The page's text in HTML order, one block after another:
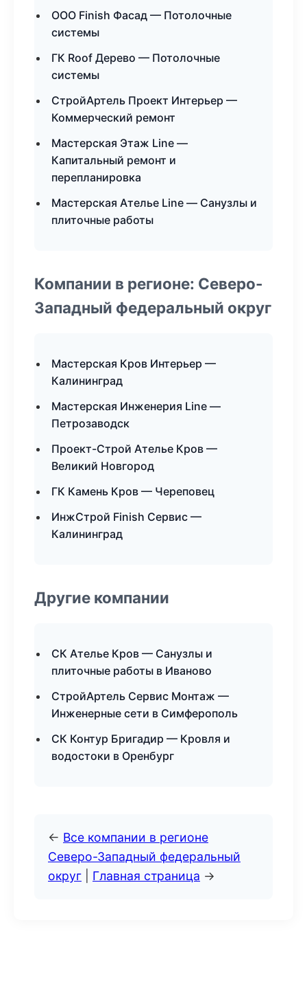
ООО Finish Фасад — Потолочные
системы
ГК Roof Дерево — Потолочные
системы
СтройАртель Проект Интерьер —
Коммерческий ремонт
Мастерская Этаж Line —
Капитальный ремонт и
перепланировка
Мастерская Ателье Line — Санузлы и
плиточные работы
Компании в регионе: Северо-
Западный федеральный округ
Мастерская Кров Интерьер —
Калининград
Мастерская Инженерия Line —
Петрозаводск
Проект-Строй Ателье Кров —
Великий Новгород
ГК Камень Кров — Череповец
ИнжСтрой Finish Сервис —
Калининград
Другие компании
СК Ателье Кров — Санузлы и
плиточные работы в Иваново
СтройАртель Сервис Монтаж —
Инженерные сети в Симферополь
СК Контур Бригадир — Кровля и
водостоки в Оренбург
← Все компании в регионе
Северо-Западный федеральный
округ
Главная страница →